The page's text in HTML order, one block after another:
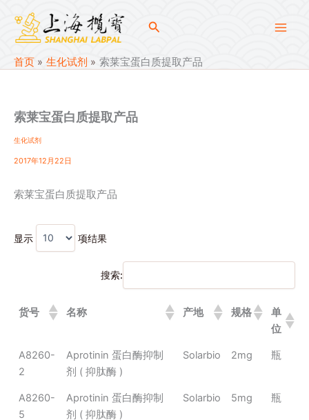
搜
首页 生化试剂 索莱宝蛋白质提取产品
索莱宝蛋白质提取产品
生化试剂
2017年12月22日
索莱宝蛋白质提取产品
显示 项结果
搜索:
货号 名称 产地 规格
单
位
A8260-
2
Aprotinin 蛋白酶抑制
剂 ( 抑肽酶 )
Solarbio 2mg 瓶
A8260-
5
Aprotinin 蛋白酶抑制
剂 ( 抑肽酶 )
Solarbio 5mg 瓶